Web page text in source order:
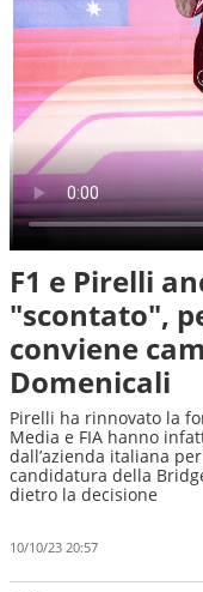
F1 e Pirelli
"scontato",
conviene
Domenicali
Pirelli ha rinnovato la
Media e FIA hanno
dall’azienda italiana
candidatura della
dietro la decisione
10/10/23 20:57